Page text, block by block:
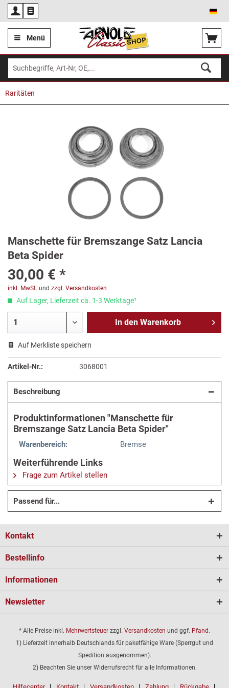
Menü
Raritäten
Manschette für Bremszange Satz Lancia
Beta Spider
30,00 € *
inkl. MwSt. und zzgl. Versandkosten
Auf Lager, Lieferzeit ca. 1-3 Werktage¹
In den Warenkorb
Auf Merkliste speichern
Artikel-Nr.: 3068001
Beschreibung
Produktinformationen "Manschette für
Bremszange Satz Lancia Beta Spider"
Warenbereich: Bremse
Weiterführende Links
Frage zum Artikel stellen
Passend für...
Kontakt
Bestellinfo
Informationen
Newsletter
* Alle Preise inkl. Mehrwertsteuer zzgl. Versandkosten und ggf. Pfand.
1) Lieferzeit innerhalb Deutschlands für paketfähige Ware (Sperrgut und
Spedition ausgenommen).
2) Beachten Sie unser Widerrufsrecht für alle Informationen.